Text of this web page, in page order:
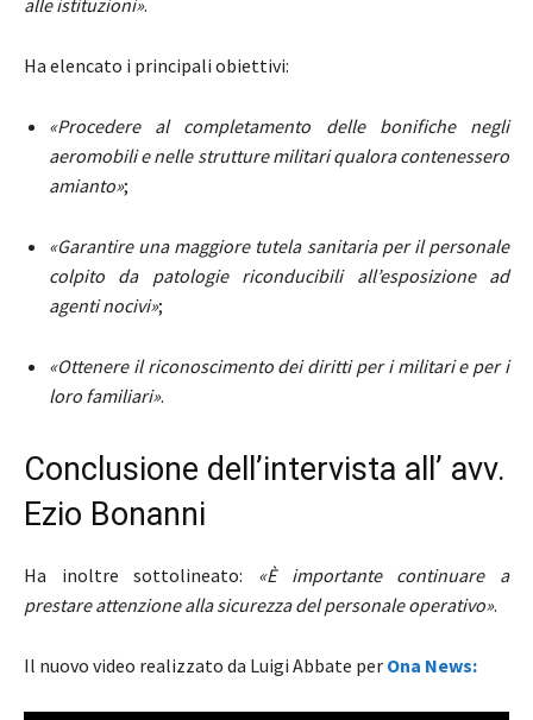
alle istituzioni».
Ha elencato i principali obiettivi:
«Procedere al completamento delle bonifiche negli
aeromobili e nelle strutture militari qualora contenessero
amianto»;
«Garantire una maggiore tutela sanitaria per il personale
colpito da patologie riconducibili all’esposizione ad
agenti nocivi»;
«Ottenere il riconoscimento dei diritti per i militari e per i
loro familiari».
Conclusione dell’intervista all’ avv.
Ezio Bonanni
Ha inoltre sottolineato: «È importante continuare a
prestare attenzione alla sicurezza del personale operativo».
Il nuovo video realizzato da Luigi Abbate per Ona News: